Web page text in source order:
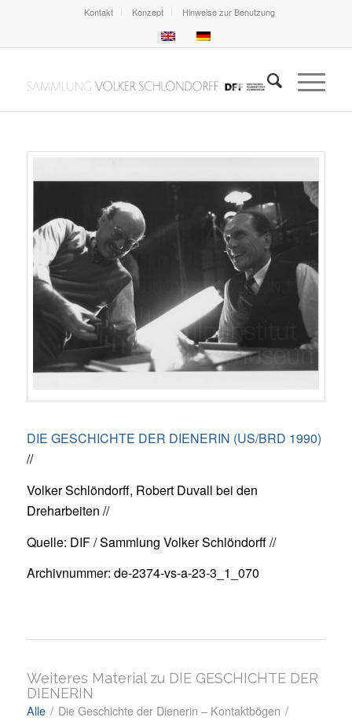
Kontakt Konzept Hinweise zur Benutzung
DIE GESCHICHTE DER DIENERIN (US/BRD 1990)
//
Volker Schlöndorff, Robert Duvall bei den
Dreharbeiten //
Quelle: DIF / Sammlung Volker Schlöndorff //
Archivnummer: de-2374-vs-a-23-3_1_070
Weiteres Material zu DIE GESCHICHTE DER
DIENERIN
Alle / Die Geschichte der Dienerin – Kontaktbögen /